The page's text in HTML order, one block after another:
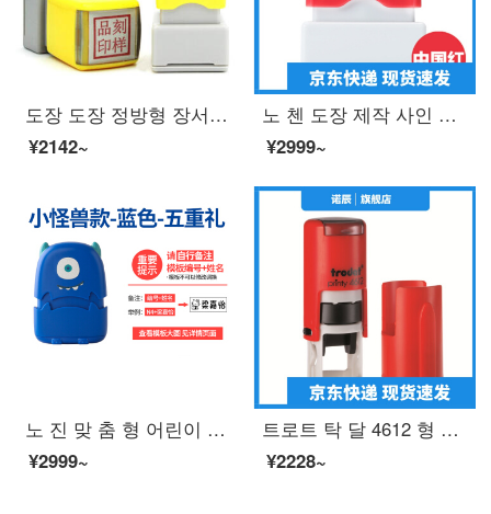
도장 도장 정방형 장서 개인의 이름 을 새 긴 민 제 스 트 라 이 프 는 개성 적 인 손 글씨 사인 도장 을 만 들 었 습 니 다.
¥2142~
노 첸 도장 제작 사인 이름 개인 성명 도장 도장 도장 사인 간호사 개인 인장 주문 제작 편 장 은행 도장 간호사 도장 10 x30 (mm) 빨간색
¥2999~
노 진 맞 춤 형 어린이 도장 유치원 아기 개학 옷 교복 방수 세탁 이름 붙 임 이름 도장 퇴색 하지 않 는 파란색 꼬마 몬스터
¥2999~
트로트 탁 달 4612 형 형 본 고 일 제작 유학생 도장 이름 장 묵 도장 맞 춤 복 묵 이름 도장 QC 합격 도장
¥2228~